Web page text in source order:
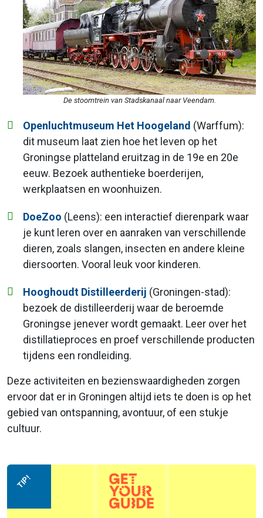
De stoomtrein van Stadskanaal naar Veendam.
Openluchtmuseum Het Hoogeland (Warffum):
dit museum laat zien hoe het leven op het
Groningse platteland eruitzag in de 19e en 20e
eeuw. Bezoek authentieke boerderijen,
werkplaatsen en woonhuizen.
DoeZoo (Leens): een interactief dierenpark waar
je kunt leren over en aanraken van verschillende
dieren, zoals slangen, insecten en andere kleine
diersoorten. Vooral leuk voor kinderen.
Hooghoudt Distilleerderij (Groningen-stad):
bezoek de distilleerderij waar de beroemde
Groningse jenever wordt gemaakt. Leer over het
distillatieproces en proef verschillende producten
tijdens een rondleiding.
Deze activiteiten en bezienswaardigheden zorgen
ervoor dat er in Groningen altijd iets te doen is op het
gebied van ontspanning, avontuur, of een stukje
cultuur.
TIP!